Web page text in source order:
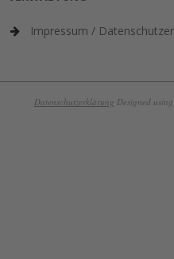
Impressum /
Datenschutzerklärung Designed using